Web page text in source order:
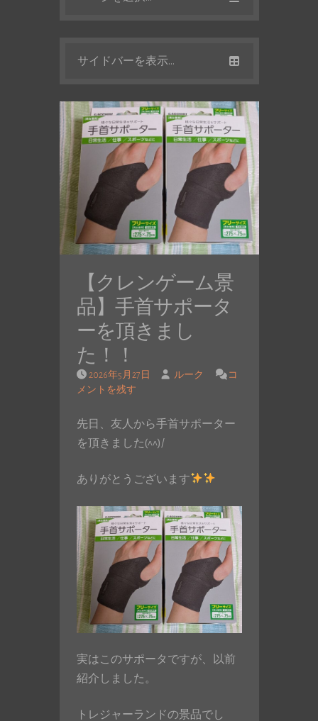
サイドバーを表示...
【クレンゲーム景
品】手首サポータ
ーを頂きまし
た！！
2026年5月27日 ルーク
コ
メントを残す
先日、友人から手首サポーター
を頂きました(^^)/
ありがとうございます
実はこのサポータですが、以前
紹介しました。
トレジャーランドの景品でし